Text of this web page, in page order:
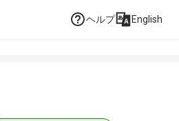
ヘルプ English